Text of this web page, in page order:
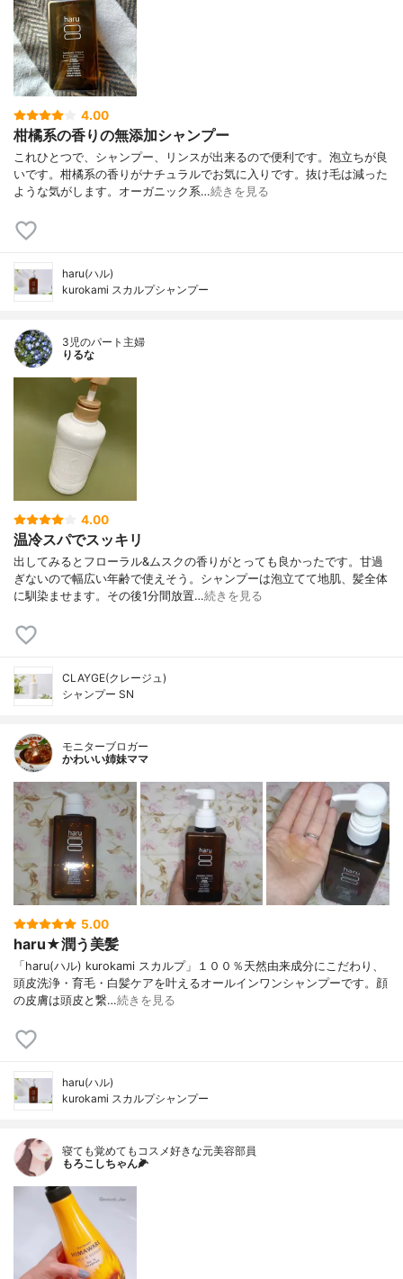
4.00
柑橘系の香りの無添加シャンプー
これひとつで、シャンプー、リンスが出来るので便利です。泡立ちが良
いです。柑橘系の香りがナチュラルでお気に入りです。抜け毛は減った
ような気がします。オーガニック系…続きを見る
haru(ハル)
kurokami スカルプシャンプー
3児のパート主婦
りるな
4.00
温冷スパでスッキリ
出してみるとフローラル&ムスクの香りがとっても良かったです。甘過
ぎないので幅広い年齢で使えそう。シャンプーは泡立てて地肌、髪全体
に馴染ませます。その後1分間放置…続きを見る
CLAYGE(クレージュ)
シャンプー SN
モニターブロガー
かわいい姉妹ママ
5.00
haru★潤う美髪
「haru(ハル) kurokami スカルプ」１００％天然由来成分にこだわり、
頭皮洗浄・育毛・白髪ケアを叶えるオールインワンシャンプーです。顔
の皮膚は頭皮と繋…続きを見る
haru(ハル)
kurokami スカルプシャンプー
寝ても覚めてもコスメ好きな元美容部員
もろこしちゃん🌽